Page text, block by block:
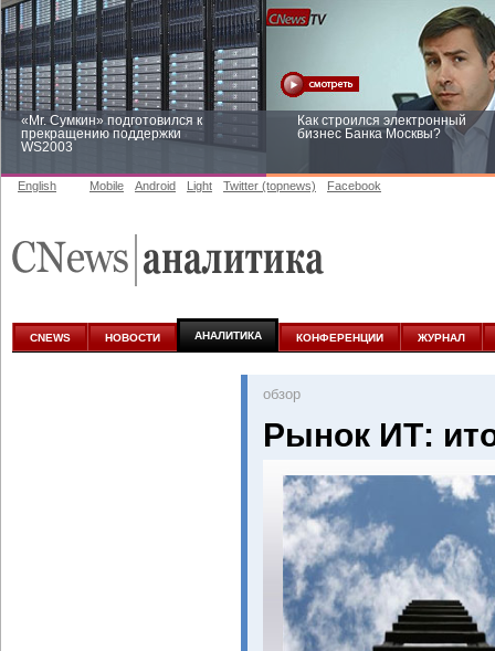
«Mr. Сумкин» подготовился к
прекращению поддержки
WS2003
Как строился электронный
бизнес Банка Москвы?
аналитике
English Mobile Android Light Twitter (topnews) Facebook
CNEWS НОВОСТИ АНАЛИТИКА КОНФЕРЕНЦИИ ЖУРНАЛ
oбзор
Рынок ИТ: